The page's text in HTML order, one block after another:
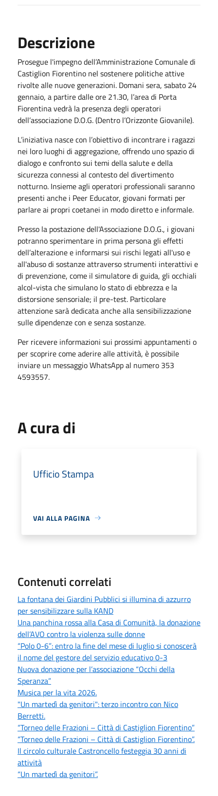
Descrizione
Prosegue l'impegno dell’Amministrazione Comunale di
Castiglion Fiorentino nel sostenere politiche attive
rivolte alle nuove generazioni. Domani sera, sabato 24
gennaio, a partire dalle ore 21.30, l’area di Porta
Fiorentina vedrà la presenza degli operatori
dell’associazione D.O.G. (Dentro l’Orizzonte Giovanile).
L’iniziativa nasce con l’obiettivo di incontrare i ragazzi
nei loro luoghi di aggregazione, offrendo uno spazio di
dialogo e confronto sui temi della salute e della
sicurezza connessi al contesto del divertimento
notturno. Insieme agli operatori professionali saranno
presenti anche i Peer Educator, giovani formati per
parlare ai propri coetanei in modo diretto e informale.
Presso la postazione dell'Associazione D.O.G., i giovani
potranno sperimentare in prima persona gli effetti
dell’alterazione e informarsi sui rischi legati all'uso e
all'abuso di sostanze attraverso strumenti interattivi e
di prevenzione, come il simulatore di guida, gli occhiali
alcol-vista che simulano lo stato di ebbrezza e la
distorsione sensoriale; il pre-test. Particolare
attenzione sarà dedicata anche alla sensibilizzazione
sulle dipendenze con e senza sostanze.
Per ricevere informazioni sui prossimi appuntamenti o
per scoprire come aderire alle attività, è possibile
inviare un messaggio WhatsApp al numero 353
4593557.
A cura di
Ufficio Stampa
VAI ALLA PAGINA
Contenuti correlati
La fontana dei Giardini Pubblici si illumina di azzurro
per sensibilizzare sulla KAND
Una panchina rossa alla Casa di Comunità, la donazione
dell’AVO contro la violenza sulle donne
“Polo 0-6”: entro la fine del mese di luglio si conoscerà
il nome del gestore del servizio educativo 0-3
Nuova donazione per l’associazione “Occhi della
Speranza”
Musica per la vita 2026.
"Un martedì da genitori": terzo incontro con Nico
Berretti.
“Torneo delle Frazioni – Città di Castiglion Fiorentino”
“Torneo delle Frazioni – Città di Castiglion Fiorentino”.
Il circolo culturale Castroncello festeggia 30 anni di
attività
“Un martedì da genitori”.